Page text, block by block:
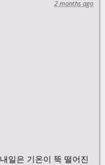
2 months ago
일은 기온이 뚝 떨어진